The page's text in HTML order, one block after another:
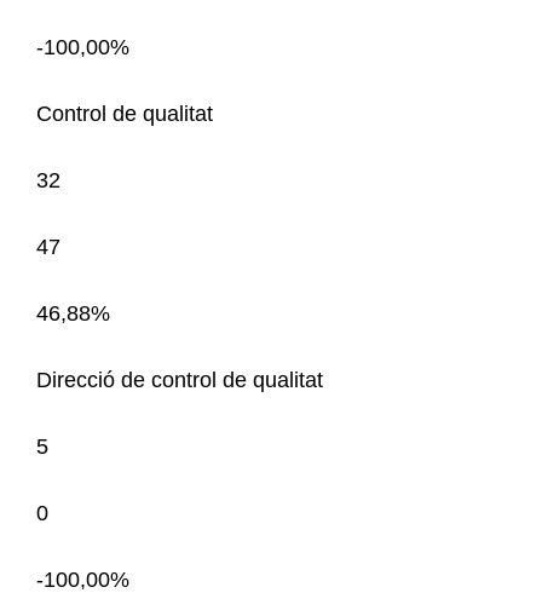
-100,00%
Control de qualitat
32
47
46,88%
Direcció de control de qualitat
5
0
-100,00%